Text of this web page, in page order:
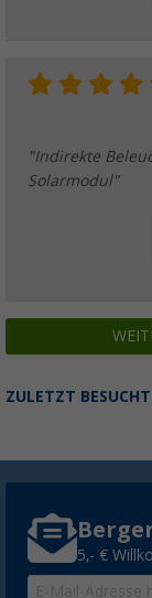
"Indirekte
Solarmodul"
ZULETZT BESUCHT
5,- €